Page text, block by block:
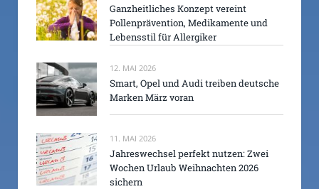
Ganzheitliches Konzept vereint
Pollenprävention, Medikamente und
Lebensstil für Allergiker
12. MAI 2026
Smart, Opel und Audi treiben deutsche
Marken März voran
11. MAI 2026
Jahreswechsel perfekt nutzen: Zwei
Wochen Urlaub Weihnachten 2026
sichern